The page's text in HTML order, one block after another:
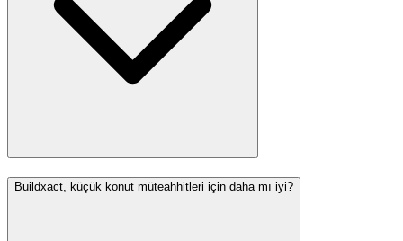
Buildxact, küçük konut müteahhitleri için daha mı iyi?